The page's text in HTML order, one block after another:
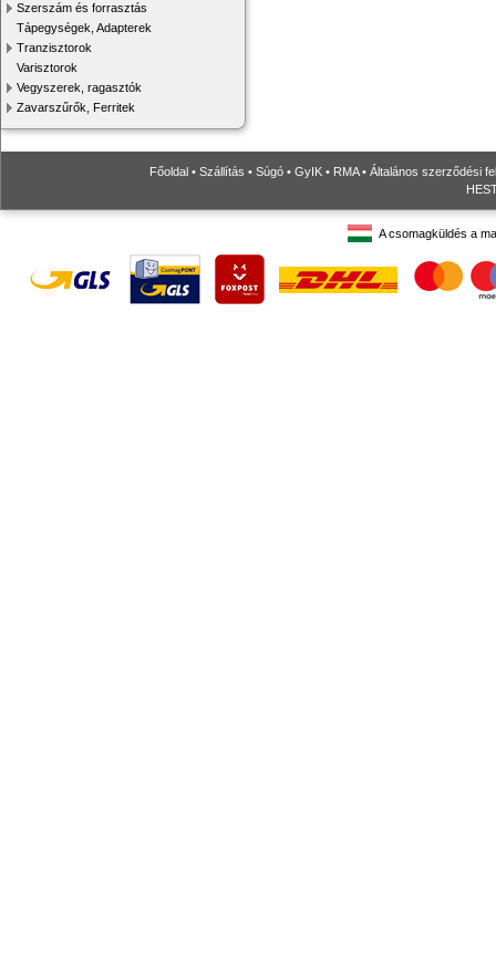
Szerszám és forrasztás
Tápegységek, Adapterek
Tranzisztorok
Varisztorok
Vegyszerek, ragasztók
Zavarszűrők, Ferritek
Főoldal • Szállítás • Súgó • GyIK • RMA• Általános szerződési
A csomagküldés a